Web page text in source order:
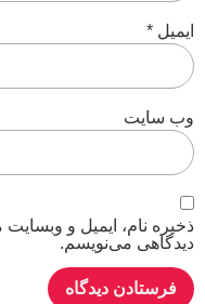
ایمیل *
وب‌ سایت
ذخیره نام، ایمیل و
دیدگاهی می‌نویسم.